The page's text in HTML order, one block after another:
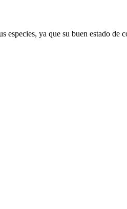
ya que su buen estado de